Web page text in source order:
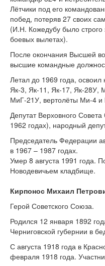
Лётчики под его
побед, потеряв 27 своих
(И.Н. Кожедубу было строго
боевых вылетах).
После окончания Высшей
высшие командные
Летал до 1969 года, освоил
Як-3, Як-11, Як-17, Як-
МиГ-21У, вертолёты Ми-4
Депутат Верховного
1962 годах), народный
Председатель Федерации
в 1967 – 1987 годах.
Умер 8 августа 1991 года.
Новодевичьем кладбище.
Кирпонос Михаил
Герой Советского Союза.
Родился 12 января 1892
Черниговской губер­нии в
С августа 1918 года в
февраля 1918 года.